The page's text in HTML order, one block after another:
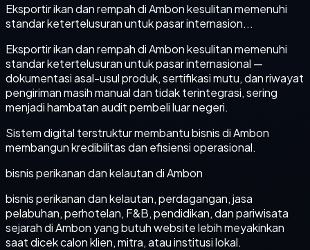
Eksportir ikan dan rempah di Ambon kesulitan memenuhi
standar ketertelusuran untuk pasar internasion...
Eksportir ikan dan rempah di Ambon kesulitan memenuhi
standar ketertelusuran untuk pasar internasional —
dokumentasi asal-usul produk, sertifikasi mutu, dan riwayat
pengiriman masih manual dan tidak terintegrasi, sering
menjadi hambatan audit pembeli luar negeri.
Sistem digital terstruktur membantu bisnis di Ambon
membangun kredibilitas dan efisiensi operasional.
bisnis perikanan dan kelautan di Ambon
bisnis perikanan dan kelautan, perdagangan, jasa
pelabuhan, perhotelan, F&B, pendidikan, dan pariwisata
sejarah di Ambon yang butuh website lebih meyakinkan
saat dicek calon klien, mitra, atau institusi lokal.